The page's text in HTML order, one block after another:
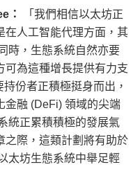
：
「我們相信以太坊正
在人工智能代理方面，其
時，生態系統自然亦要
可為這種增長提供有力支
份者正積極挺身而出，
金融 (DeFi) 領域的尖端
統正累積積極的發展氣
之際，這類計劃將有助於
太坊生態系統中舉足輕